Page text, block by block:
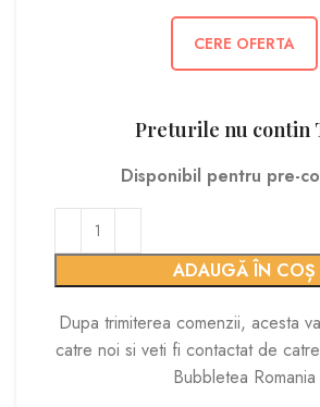
CERE OFERTA
Preturile nu contin
Disponibil pentru pre-
ADAUGĂ ÎN COȘ
Dupa trimiterea comenzii, acesta
catre noi si veti fi contactat de
Bubbletea Romania